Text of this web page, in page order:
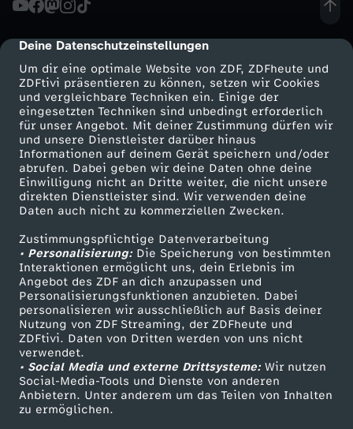
cmp-dialog-description
Deine Datenschutzeinstellungen
Um dir eine optimale Website von ZDF, ZDFheute und
ZDFtivi präsentieren zu können, setzen wir Cookies
und vergleichbare Techniken ein. Einige der
eingesetzten Techniken sind unbedingt erforderlich
für unser Angebot. Mit deiner Zustimmung dürfen wir
und unsere Dienstleister darüber hinaus
Informationen auf deinem Gerät speichern und/oder
abrufen. Dabei geben wir deine Daten ohne deine
Einwilligung nicht an Dritte weiter, die nicht unsere
direkten Dienstleister sind. Wir verwenden deine
Daten auch nicht zu kommerziellen Zwecken.
Zustimmungspflichtige Datenverarbeitung
• Personalisierung:Die Speicherung von bestimmten
Interaktionen ermöglicht uns, dein Erlebnis im
Angebot des ZDF an dich anzupassen und
Personalisierungsfunktionen anzubieten. Dabei
personalisieren wir ausschließlich auf Basis deiner
Nutzung von ZDF Streaming, der ZDFheute und
ZDFtivi. Daten von Dritten werden von uns nicht
verwendet.
• Social Media und externe Drittsysteme:Wir nutzen
Social-Media-Tools und Dienste von anderen
Anbietern. Unter anderem um das Teilen von Inhalten
zu ermöglichen.
l
l
u
n
g
s
t
i
p
p
:
Mehr ZDF
ZDF-Apps
Smart TV
ZDFtext
Livestreams
Sendungen A-Z
TV-Programm
Service
ZDFmitreden
Kontakt zum ZDF
Tickets
Zuschauerservice
Hilfe
ZDF Unternehmen
Karriere